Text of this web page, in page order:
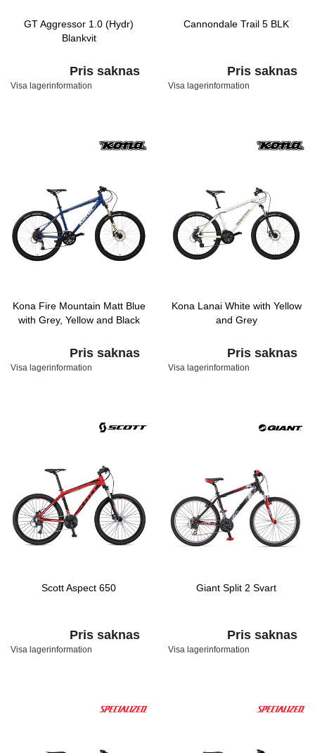
GT Aggressor 1.0 (Hydr)
Blankvit
Pris saknas
Visa lagerinformation
Cannondale Trail 5 BLK
Pris saknas
Visa lagerinformation
Kona Fire Mountain Matt Blue
with Grey, Yellow and Black
Pris saknas
Visa lagerinformation
Kona Lanai White with Yellow
and Grey
Pris saknas
Visa lagerinformation
Scott Aspect 650
Pris saknas
Visa lagerinformation
Giant Split 2 Svart
Pris saknas
Visa lagerinformation